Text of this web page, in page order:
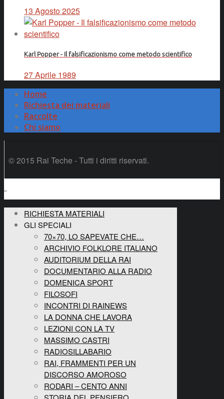
13 Agosto 2025
Karl Popper - Il falsificazionismo come metodo scientifico
27 Aprile 1989
Home
Richiesta dei materiali
Raccolte
Chi siamo
© 2015 Rai Teche - Tutti i diritti riservati.
RICHIESTA MATERIALI
GLI SPECIALI
70×70, LO SAPEVATE CHE…
ARCHIVIO FOLKLORE ITALIANO
AUDITORIUM DELLA RAI
DOCUMENTARIO ALLA RADIO
DOMENICA SPORT
FILOSOFI
INCONTRI DI RAINEWS
LA DONNA CHE LAVORA
LEZIONI CON LA TV
MASSIMO CASTRI
RADIOSILLABARIO
RAI, FRAMMENTI PER UN
DISCORSO AMOROSO
RODARI – CENTO ANNI